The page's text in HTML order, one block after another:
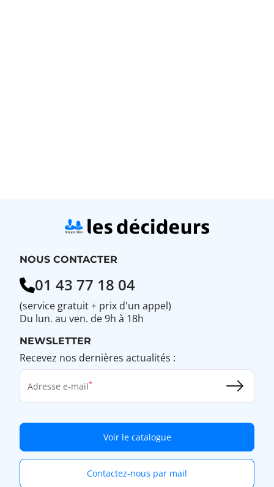
NOUS CONTACTER
01 43 77 18 04
(service gratuit + prix d'un appel)
Du lun. au ven. de 9h à 18h
NEWSLETTER
Recevez nos dernières actualités :
Adresse e-mail
Voir le catalogue
Contactez-nous par mail